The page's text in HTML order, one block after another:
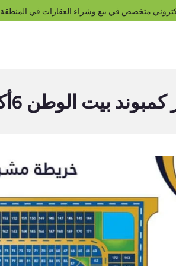
متخصص في بيع وشراء العقارات في المنطقة